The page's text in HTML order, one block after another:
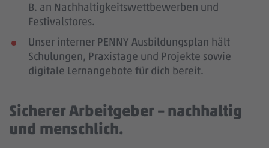
B. an Nachhaltigkeitswettbewerben und
Festivalstores.
Unser interner PENNY Ausbildungsplan hält
Schulungen, Praxistage und Projekte sowie
digitale Lernangebote für dich bereit.
Sicherer Arbeitgeber – nachhaltig
und menschlich.